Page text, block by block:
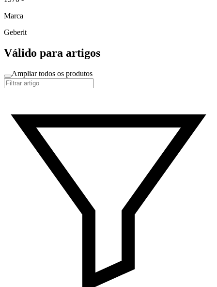
Marca
Geberit
Válido para artigos
Ampliar todos os produtos